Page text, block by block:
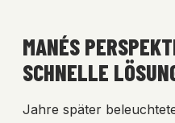
MANÉS
SCHNELLE
Jahre später